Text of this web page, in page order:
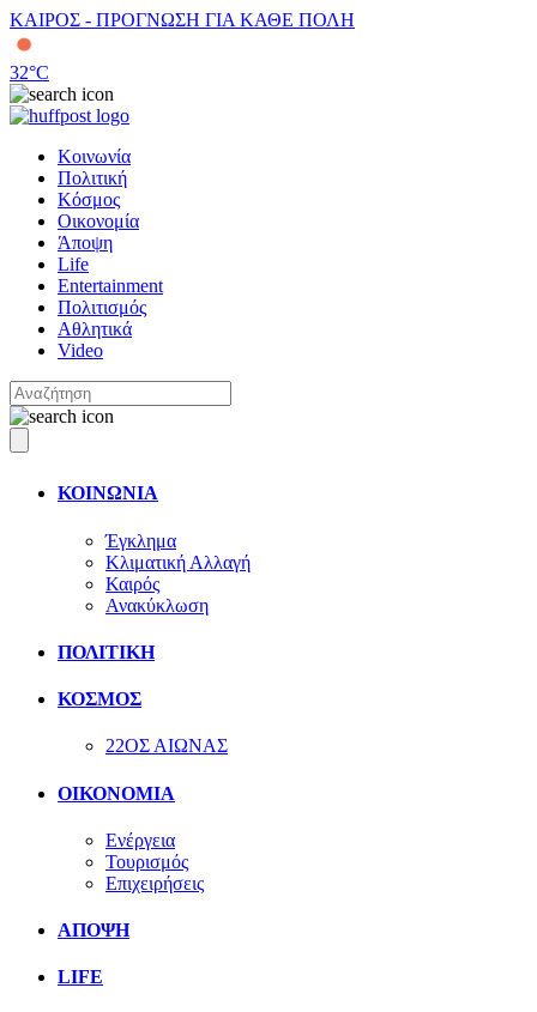
ΚΑΙΡΟΣ - ΠΡΟΓΝΩΣΗ ΓΙΑ ΚΑΘΕ ΠΟΛΗ
32°C
Κοινωνία
Πολιτική
Κόσμος
Οικονομία
Άποψη
Life
Entertainment
Πολιτισμός
Αθλητικά
Video
ΚΟΙΝΩΝΙΑ
Έγκλημα
Κλιματική Αλλαγή
Καιρός
Ανακύκλωση
ΠΟΛΙΤΙΚΗ
ΚΟΣΜΟΣ
22ΟΣ ΑΙΩΝΑΣ
ΟΙΚΟΝΟΜΙΑ
Ενέργεια
Τουρισμός
Επιχειρήσεις
ΑΠΟΨΗ
LIFE